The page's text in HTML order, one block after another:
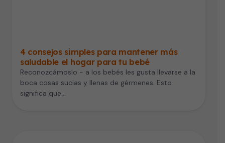
4 consejos simples para mantener más
saludable el hogar para tu bebé
Reconozcámoslo - a los bebés les gusta llevarse a la
boca cosas sucias y llenas de gérmenes. Esto
significa que…